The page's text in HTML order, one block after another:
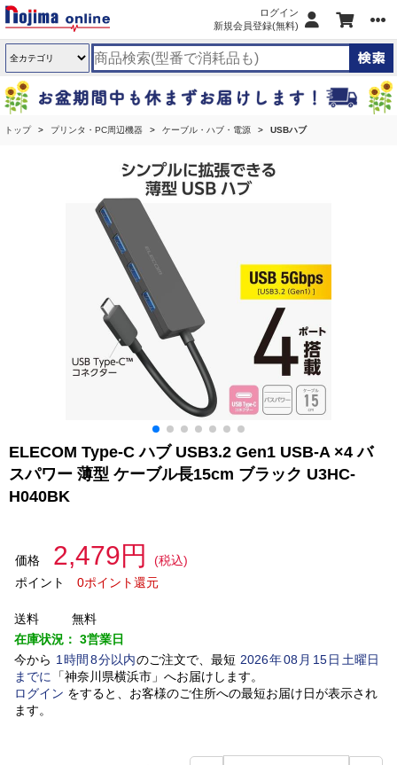
ログイン
新規会員登録(無料)
トップ プリンタ・PC周辺機器 ケーブル・ハブ・電源 USBハブ
ELECOM Type-C ハブ USB3.2 Gen1 USB-A ×4 バ
スパワー 薄型 ケーブル長15cm ブラック U3HC-
H040BK
価格 2,479円
(税込)
ポイント
0ポイント還元
送料
無料
在庫状況： 3営業日
今から 1 時間 8分以内のご注文で、最短 2026年08 月 15日土曜日
までに
「神奈川県横浜市」 へお届けします。
ログイン をすると、お客様のご住所への最短お届け日が表示され
ます。